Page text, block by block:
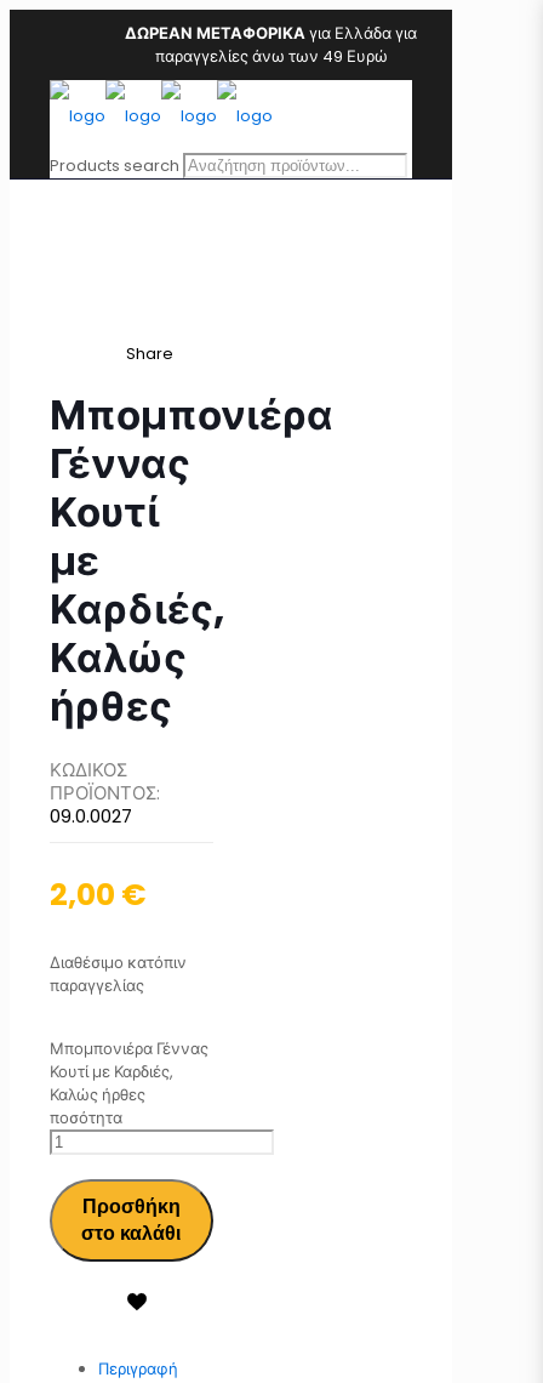
ΔΩΡΕΑΝ ΜΕΤΑΦΟΡΙΚΑγια Ελλάδα για
παραγγελίες άνω των 49 Ευρώ
Products search
Share
Μπομπονιέρα
Γέννας
Κουτί
με
Καρδιές,
Καλώς
ήρθες
ΚΩΔΙΚΟΣ
ΠΡΟΪΟΝΤΟΣ:
09.0.0027
2,00 €
Διαθέσιμο κατόπιν
παραγγελίας
Μπομπονιέρα Γέννας
Κουτί με Καρδιές,
Καλώς ήρθες
ποσότητα
Προσθήκη
στο καλάθι
Περιγραφή